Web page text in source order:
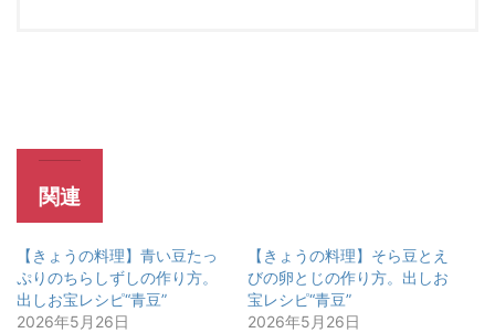
関連
【きょうの料理】青い豆たっ
ぷりのちらしずしの作り方。
出しお宝レシピ“青豆”
2026年5月26日
【きょうの料理】そら豆とえ
びの卵とじの作り方。出しお
宝レシピ“青豆”
2026年5月26日